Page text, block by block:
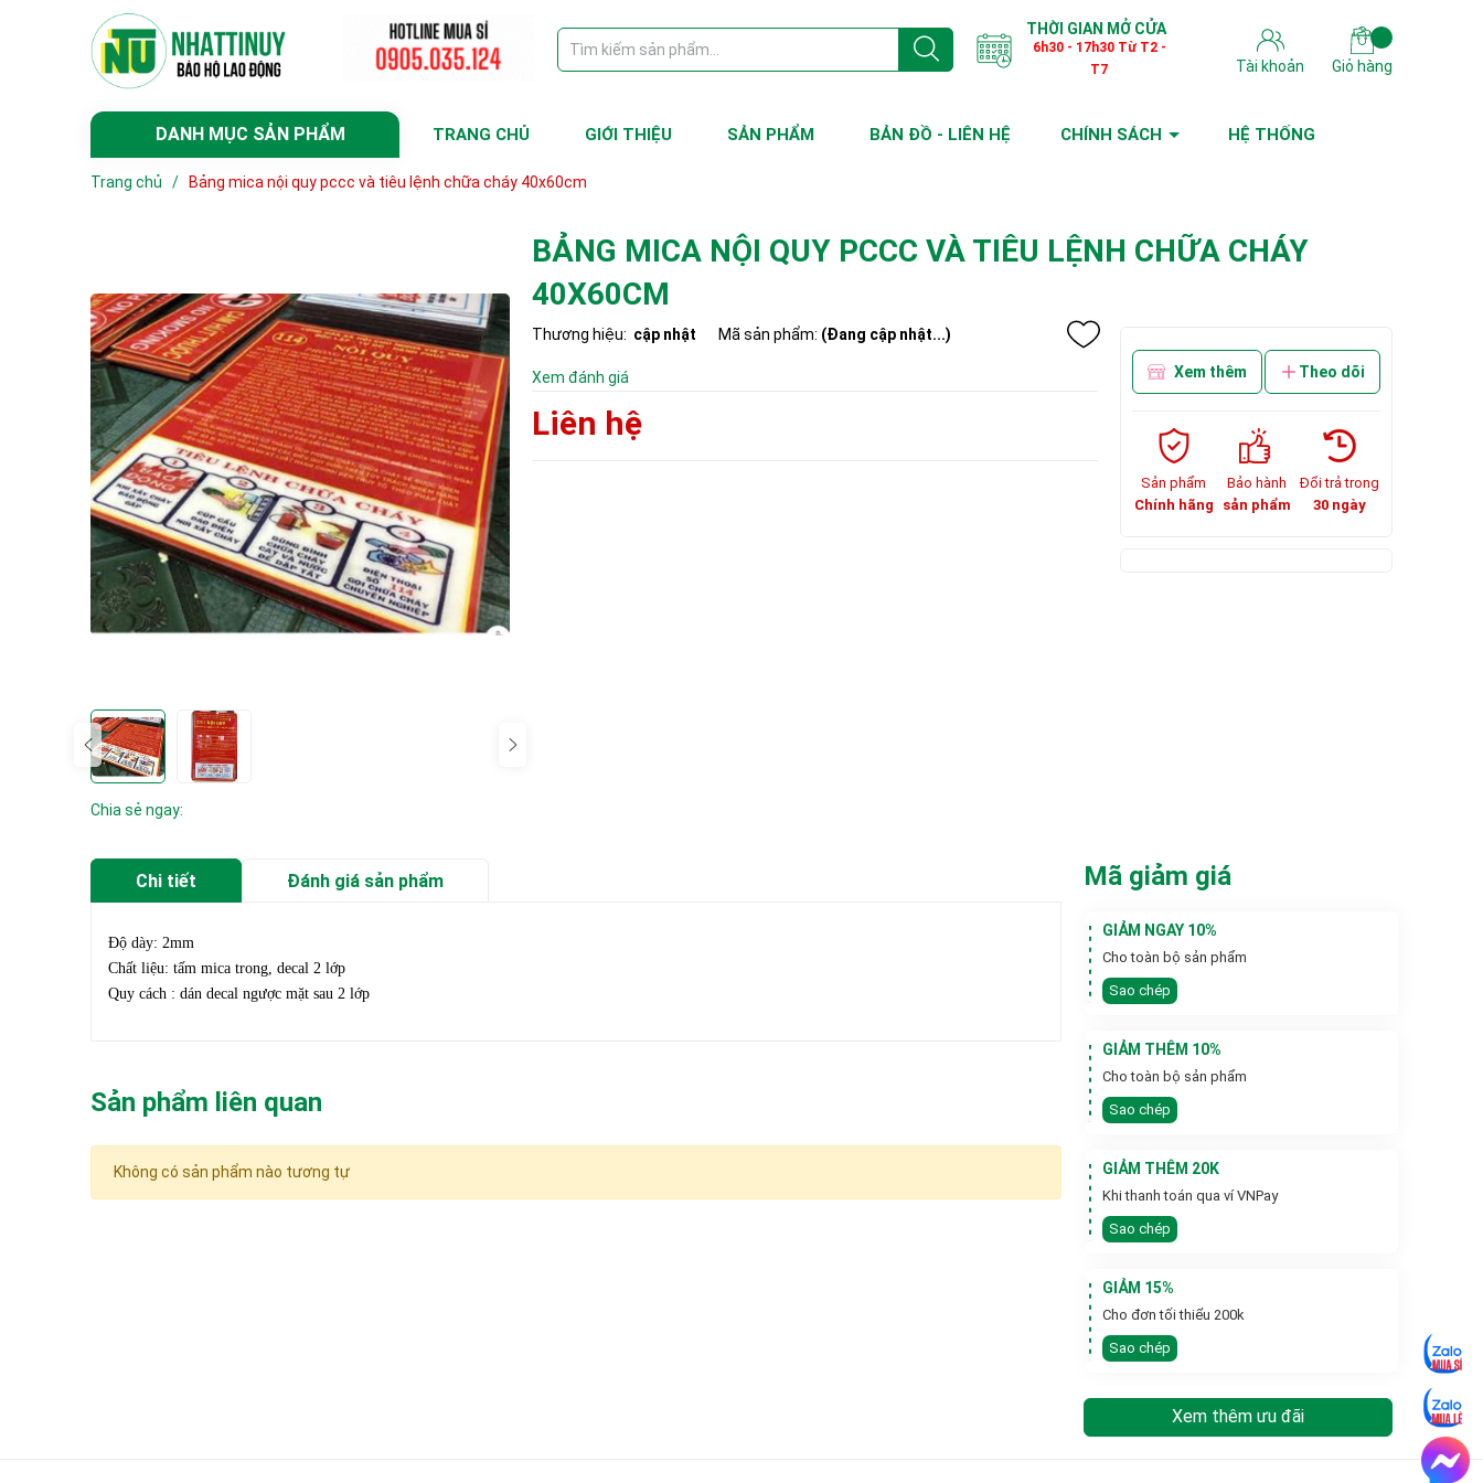
THỜI GIAN MỞ CỬA
6h30 - 17h30 Từ T2 -
T7
Tài khoản Giỏ hàng
DANH MỤC SẢN PHẨM TRANG CHỦ GIỚI THIỆU SẢN PHẨM BẢN ĐỒ - LIÊN HỆ CHÍNH SÁCH HỆ THỐNG
Trang chủ / Bảng mica nội quy pccc và tiêu lệnh chữa cháy 40x60cm
Chia sẻ ngay:
BẢNG MICA NỘI QUY PCCC VÀ TIÊU LỆNH CHỮA CHÁY
40X60CM
Thương hiệu: cập nhật Mã sản phẩm: (Đang cập nhật...)
Xem đánh giá
Liên hệ
Xem thêm Theo dõi
Sản phẩm
Chính hãng
Bảo hành
sản phẩm
Đổi trả trong
30 ngày
Chi tiết Đánh giá sản phẩm
Độ dày: 2mm
Chất liệu: tấm mica trong, decal 2 lớp
Quy cách : dán decal ngược mặt sau 2 lớp
Sản phẩm liên quan
Không có sản phẩm nào tương tự
Mã giảm giá
GIẢM NGAY 10%
Cho toàn bộ sản phẩm
Sao chép
GIẢM THÊM 10%
Cho toàn bộ sản phẩm
Sao chép
GIẢM THÊM 20K
Khi thanh toán qua ví VNPay
Sao chép
GIẢM 15%
Cho đơn tối thiểu 200k
Sao chép
Xem thêm ưu đãi